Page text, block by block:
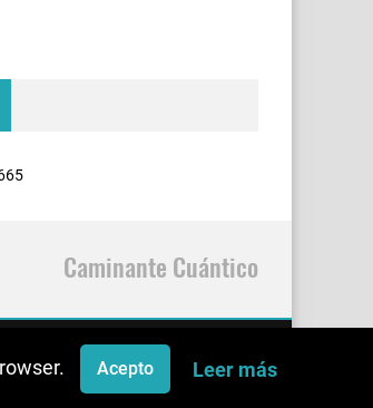
Acepto Leer más
Caminante Cuántico